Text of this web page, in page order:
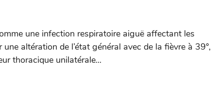
une infection respiratoire aiguë affectant les
altération de l’état général avec de la fièvre à 39°,
thoracique unilatérale...